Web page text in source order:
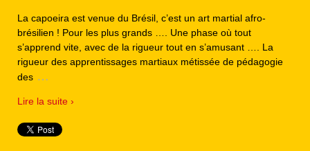
La capoeira est venue du Brésil, c’est un art martial afro-
brésilien ! Pour les plus grands …. Une phase où tout
s’apprend vite, avec de la rigueur tout en s’amusant …. La
rigueur des apprentissages martiaux métissée de pédagogie
des …
Lire la suite ›